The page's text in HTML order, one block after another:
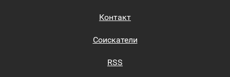
Контакт
Соискатели
RSS